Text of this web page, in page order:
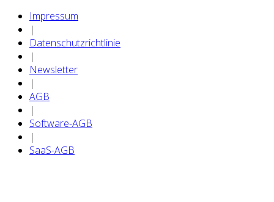
Impressum
|
Datenschutzrichtlinie
|
Newsletter
|
AGB
|
Software-AGB
|
SaaS-AGB